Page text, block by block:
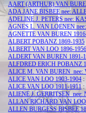
AART (ARTHUR) VAN
ADA JANE BISBEE nee:
ADELINE J. PETERS nee:
AGNES L. VAN LOENEN
AGNETTE VAN BUREN
ALBERT POBANZ 1869-1935
ALBERT VAN LOO 1896-1956
ALDERT VAN BUREN 1891-
ALFDRED ERICH POBANZ
ALICE M. VAN BUREN nee:
ALICE VAN LOO 1903-1904 :
ALICE VAN LOO 1911-1911:
ALIENE J. GERRITSEN nee:
ALLAN RICHARD VAN LOO
ALLEN BURGESS BISBEE